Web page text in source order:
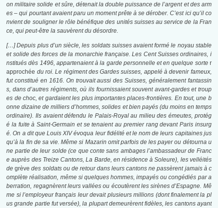
on militaire solide et sûre, détenait la double puissance de l’argent et des arm
es – qui pourtant avaient paru un moment prête à se dérober. C’est ici qu’il co
nvient de souligner le rôle bénéfique des unités suisses au service de la Fran
ce, qui peut-être la sauvèrent du désordre.
[…]Depuis plus d’un siècle, les soldats suisses avaient formé le noyau stable
et solide des forces de la monarchie française. Les Cent Suisses ordinaires, i
nstitués dès 1496, appartenaient à la garde personnelle et en quelque sorte r
approchée du roi. Le régiment des Gardes suisses, appelé à devenir fameux,
fut constitué en 1616. On trouvait aussi des Suisses, généralement fantassin
s, dans d’autres régiments, où ils fournissaient souvent avant-gardes et troup
es de choc, et gardaient les plus importantes places-frontières. En tout, une b
onne dizaine de milliers d’hommes, solides et bien payés (du moins en temps
ordinaire). Ils avaient défendu le Palais-Royal au milieu des émeutes, protég
é la fuite à Saint-Germain et se tenaient au premier rang devant Paris insurg
é. On a dit que Louis XIV évoqua leur fidélité et le nom de leurs capitaines jus
qu’à la fin de sa vie. Même si Mazarin omit parfois de les payer ou détourna u
ne partie de leur solde (ce que conte sans ambages l’ambassadeur de Franc
e auprès des Treize Cantons, La Barde, en résidence à Soleure), les velléités
degrève des soldats ou de retour dans leurs cantons ne passèrent jamais à c
omplète réalisation, même si quelques hommes, impayés ou congédiés par a
berration, regagnèrent leurs vallées ou écoutèrent les sirènes d’Espagne. Mê
me si l’employeur français leur devait plusieurs millions (dont finalement la pl
us grande partie fut versée), la plupart demeurèrent fidèles, les cantons ayant